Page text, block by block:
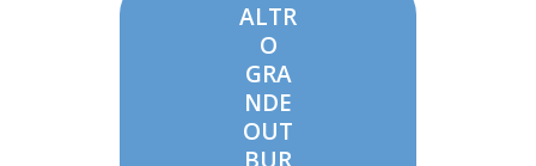
ALTR
O
GRA
NDE
OUT